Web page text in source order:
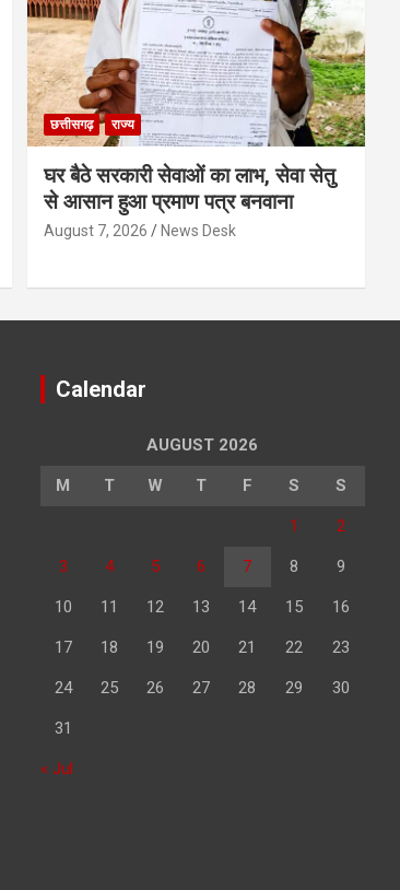
छत्तीसगढ़ राज्य
घर बैठे सरकारी सेवाओं का लाभ, सेवा सेतु
से आसान हुआ प्रमाण पत्र बनवाना
August 7, 2026 News Desk
Calendar
AUGUST 2026
M T W T F S S
1 2
3 4 5 6 7 8 9
10 11 12 13 14 15 16
17 18 19 20 21 22 23
24 25 26 27 28 29 30
31
« Jul